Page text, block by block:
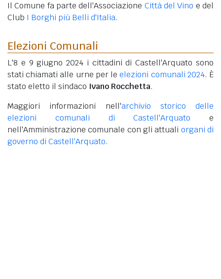
Il Comune fa parte dell'Associazione Città del Vino e del
Club I Borghi più Belli d'Italia.
Elezioni Comunali
L'8 e 9 giugno 2024 i cittadini di Castell'Arquato sono
stati chiamati alle urne per leelezioni comunali 2024. È
stato eletto il sindaco Ivano Rocchetta.
Maggiori informazioni nell'archivio storico delle
elezioni comunali di Castell'Arquato e
nell'Amministrazione comunale con gli attuali organi di
governo di Castell'Arquato.